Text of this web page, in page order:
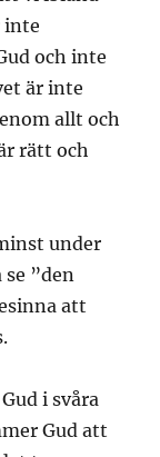
inte
och inte
är inte
allt och
rätt och
under
”den
att
i svåra
Gud att